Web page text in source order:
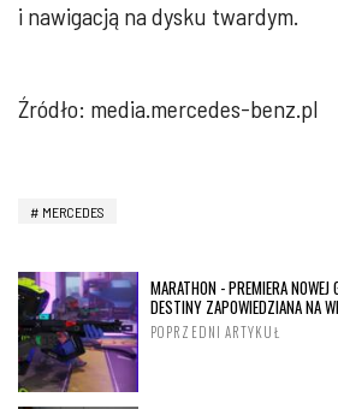
i nawigacją na dysku twardym.
Źródło: media.mercedes-benz.pl
MERCEDES
MARATHON - PREMIERA
DESTINY ZAPOWIEDZIANA NA
POPRZEDNI ARTYKUŁ